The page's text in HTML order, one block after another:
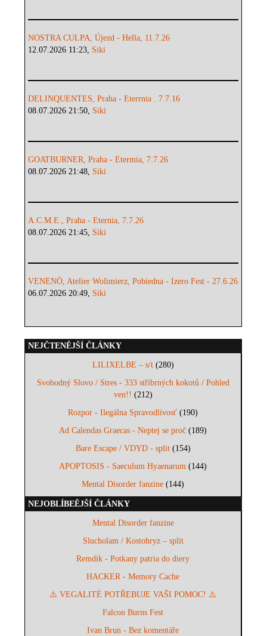
NOSTRA CULPA, Újezd - Hella, 11.7.26
12.07.2026 11:23, Siki
DELINQUENTES, Praha - Eterrnia . 7.7.16
08.07.2026 21:50, Siki
GOATBURNER, Praha - Etermia, 7.7.26
08.07.2026 21:48, Siki
A.C.M.E., Praha - Eternia, 7.7.26
08.07.2026 21:45, Siki
VENENÖ, Atelier Wolimierz, Pobiedna - Izero Fest - 27.6.26
06.07.2026 20:49, Siki
NEJČTENĚJŠÍ ČLÁNKY
LILIXELBE – s/t(280)
Svobodný Slovo / Stres - 333 stříbrných kokotů / Pohled
ven!! (212)
Rozpor - Ilegálna Spravodlivosť (190)
Ad Calendas Graecas - Neptej se proč (189)
Bare Escape / VDYD - split(154)
APOPTOSIS - Saeculum Hyaenarum (144)
Mental Disorder fanzine (144)
NEJOBLÍBEĚJŠÍ ČLÁNKY
Mental Disorder fanzine
Slucholam / Kostohryz – split
Remdik - Potkany patria do diery
HACKER - Memory Cache
⚠️ VEGALITÉ POTŘEBUJE VAŠI POMOC! ⚠️
Falcon Burns Fest
Ivan Brun - Bez komentáře